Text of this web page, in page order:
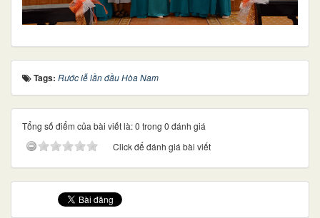
Tags: Rước lễ lần đầu Hòa Nam
Tổng số điểm của bài viết là: 0 trong 0 đánh giá
Click để đánh giá bài viết